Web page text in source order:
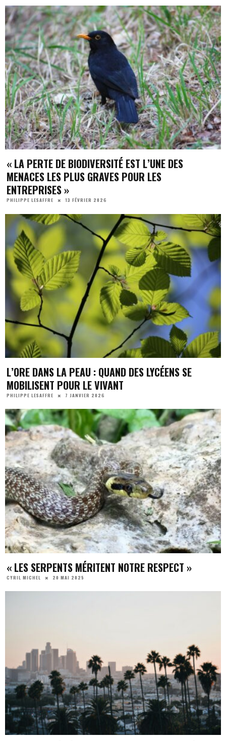
« LA PERTE DE BIODIVERSITÉ EST L’UNE DES
MENACES LES PLUS GRAVES POUR LES
ENTREPRISES »
PHILIPPE LESAFFRE 13 FÉVRIER 2026
L’ORE DANS LA PEAU : QUAND DES LYCÉENS SE
MOBILISENT POUR LE VIVANT
PHILIPPE LESAFFRE 7 JANVIER 2026
« LES SERPENTS MÉRITENT NOTRE RESPECT »
CYRIL MICHEL 20 MAI 2025